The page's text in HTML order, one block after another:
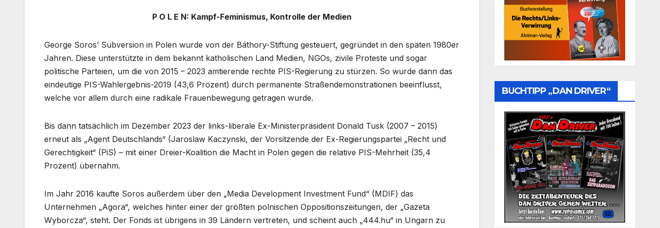
P O L E N: Kampf-Feminismus, Kontrolle der Medien
George Soros’ Subversion in Polen wurde von der Báthory-Stiftung gesteuert, gegründet in den späten 1980er
Jahren. Diese unterstützte in dem bekannt katholischen Land Medien, NGOs, zivile Proteste und sogar
politische Parteien, um die von 2015 – 2023 amtierende rechte PIS-Regierung zu stürzen. So wurde dann das
eindeutige PIS-Wahlergebnis-2019 (43,6 Prozent) durch permanente Straßendemonstrationen beeinflusst,
welche vor allem durch eine radikale Frauenbewegung getragen wurde.
Bis dann tatsächlich im Dezember 2023 der links-liberale Ex-Ministerpräsident Donald Tusk (2007 – 2015)
erneut als „Agent Deutschlands“ (Jaroslaw Kaczynski, der Vorsitzende der Ex-Regierungspartei „Recht und
Gerechtigkeit“ (PiS) – mit einer Dreier-Koalition die Macht in Polen gegen die relative PIS-Mehrheit (35,4
Prozent) übernahm.
Im Jahr 2016 kaufte Soros außerdem über den „Media Development Investment Fund“ (MDIF) das
Unternehmen „Agora“, welches hinter einer der größten polnischen Oppositionszeitungen, der „Gazeta
Wyborcza“, steht. Der Fonds ist übrigens in 39 Ländern vertreten, und scheint auch „444.hu“ in Ungarn zu
BUCHTIPP „DAN DRIVER“